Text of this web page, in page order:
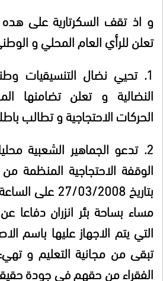
و اذ تقف السكرتارية على هده
تعلن للرأي العام المحلي و
1. تحيي نضال التنسيقيات
النضالية و تعلن تضامنها
الحركات الاحتجاجية و تطالب
2. تدعو الجماهير الشعبية
الوقفة الاحتجاجية المنظمة
بتاريخ 27/03/
مساء بساحة بئر انزران دفاعا
التي يتم الاجهاز عليها باسم
تبقى من مجانية التعليم و
الفقراء من حقهم في جودة